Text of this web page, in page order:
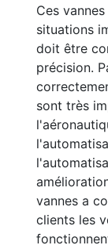
Ces
situations
doit être
précision.
sont très
vannes a
clients les